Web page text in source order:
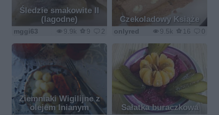
Śledzie smakowite II
(lagodne)
9.9k 9 2
mggi63
Czekoladowy Książe
9.5k 16 0
onlyred
Ziemniaki Wigilijne z
olejem lnianym
Sałatka buraczkowa